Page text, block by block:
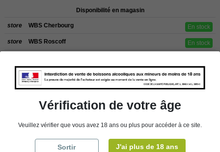
Disponibilité en magasin
store WBS Cherbourg En stock
store WBS Roscoff En stock
Les commandes sont uniquement livrées en France métropolitaine. Pour les
clients de l’étranger, retrait sur place dans nos magasins de ROSCOFF ou
CHERBOURG.
Vérification de votre âge
Veuillez vérifier que vous avez 18 ans ou plus pour accéder à ce site.
Sortir J'ai plus de 18 ans